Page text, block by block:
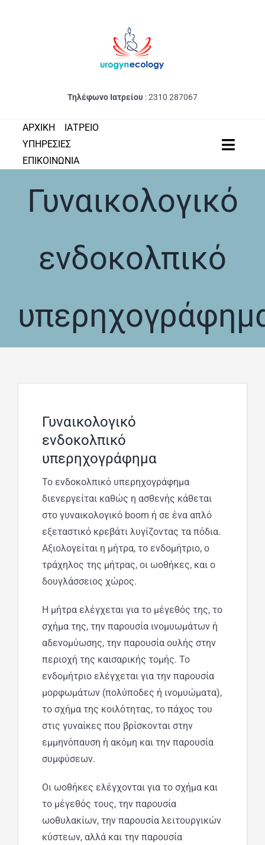
Τηλέφωνο Ιατρείου :2310 287067
Toggle
ΔΙΑΓΝΩΣΤΙΚΕΣ ΕΞΕΤΑΣΕΙΣ
ΣΥΝΤΗΡΗΤΙΚΗ
ΣΥΧΝΕΣ ΕΡΩΤΗΣΕΙΣ
ΑΡΧΙΚΗ
ΙΑΤΡΕΙΟ
ΥΠΗΡΕΣΙΕΣ
ΕΠΙΚΟΙΝΩΝΙΑ
Γυναικολογικό
ενδοκολπικό
Γυναικολογικό
ενδοκολπικό
υπερηχογράφημα
Το ενδοκολπικό υπερηχογράφημα
διενεργείται καθώς η ασθενής κάθεται
στο γυναικολογικό boom ή σε ένα απλό
εξεταστικό κρεβάτι λυγίζοντας τα πόδια.
Αξιολογείται η μήτρα, το ενδομήτριο, ο
τράχηλος της μήτρας, οι ωοθήκες, και ο
δουγλάσσειος χώρος.
Η μήτρα ελέγχεται για το μέγεθός της, το
σχήμα της, την παρουσία ινομυωμάτων ή
αδενομύωσης, την παρουσία ουλής στην
περιοχή της καισαρικής τομής. Το
ενδομήτριο ελέγχεται για την παρουσία
μορφωμάτων (πολύποδες ή ινομυώματα),
το σχήμα της κοιλότητας, το πάχος του
στις γυναίκες που βρίσκονται στην
εμμηνόπαυση ή ακόμη και την παρουσία
συμφύσεων.
Οι ωοθήκες ελέγχονται για το σχήμα και
το μέγεθός τους, την παρουσία
ωοθυλακίων, την παρουσία λειτουργικών
κύστεων, αλλά και την παρουσία